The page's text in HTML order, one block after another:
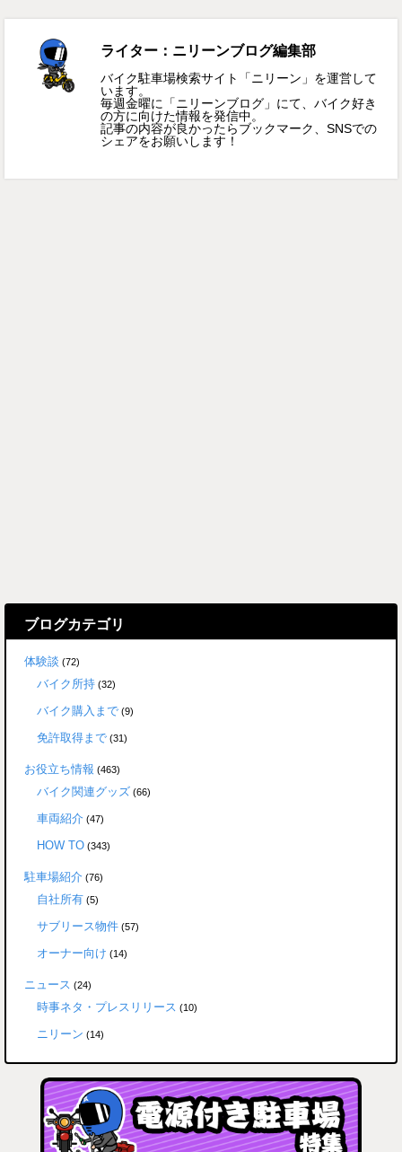
ライター：ニリーンブログ編集部
バイク駐車場検索サイト「ニリーン」を運営して
います。
毎週金曜に「ニリーンブログ」にて、バイク好き
の方に向けた情報を発信中。
記事の内容が良かったらブックマーク、SNSでの
シェアをお願いします！
ブログカテゴリ
体験談 (72)
バイク所持 (32)
バイク購入まで (9)
免許取得まで (31)
お役立ち情報 (463)
バイク関連グッズ (66)
車両紹介 (47)
HOW TO (343)
駐車場紹介 (76)
自社所有 (5)
サブリース物件 (57)
オーナー向け (14)
ニュース (24)
時事ネタ・プレスリリース (10)
ニリーン (14)